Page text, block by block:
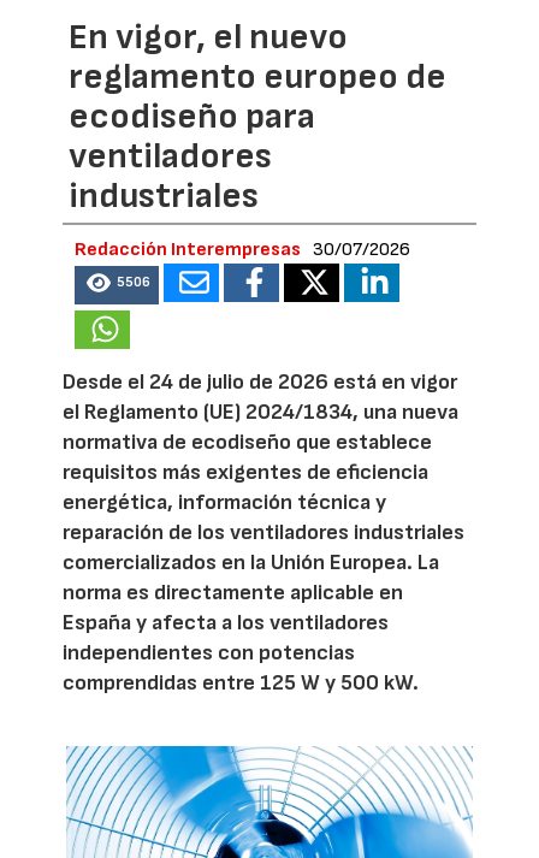
En vigor, el nuevo
reglamento europeo de
ecodiseño para
ventiladores
industriales
Redacción Interempresas 30/07/2026
5506
Desde el 24 de julio de 2026 está en vigor
el Reglamento (UE) 2024/1834, una nueva
normativa de ecodiseño que establece
requisitos más exigentes de eficiencia
energética, información técnica y
reparación de los ventiladores industriales
comercializados en la Unión Europea. La
norma es directamente aplicable en
España y afecta a los ventiladores
independientes con potencias
comprendidas entre 125 W y 500 kW.